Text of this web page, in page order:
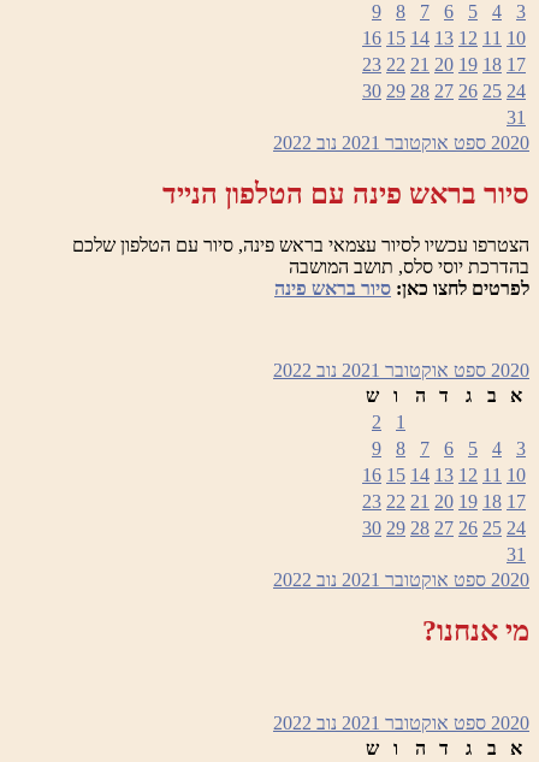
3
4
5
6
7
8
9
10
11
12
13
14
15
16
17
18
19
20
21
22
23
24
25
26
27
28
29
30
31
2020 ספט אוקטובר 2021 נוב 2022
סיור בראש פינה עם הטלפון הנייד
הצטרפו עכשיו לסיור עצמאי בראש פינה, סיור עם הטלפון שלכם
בהדרכת יוסי סלס, תושב המושבה
לפרטים לחצו כאן: סיור בראש פינה
2020 ספט אוקטובר 2021 נוב 2022
א
ב ג ד ה ו
ש
1
2
3
4
5
6
7
8
9
10
11
12
13
14
15
16
17
18
19
20
21
22
23
24
25
26
27
28
29
30
31
2020 ספט אוקטובר 2021 נוב 2022
מי אנחנו?
2020 ספט אוקטובר 2021 נוב 2022
א
ב ג ד ה ו
ש